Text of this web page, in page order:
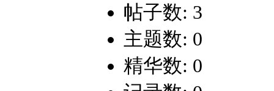
帖子数: 3
主题数: 0
精华数: 0